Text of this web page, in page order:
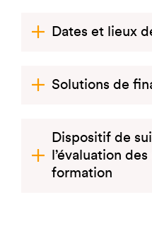
Dates et lieux
Solutions de
Dispositif de
l’évaluation
formation